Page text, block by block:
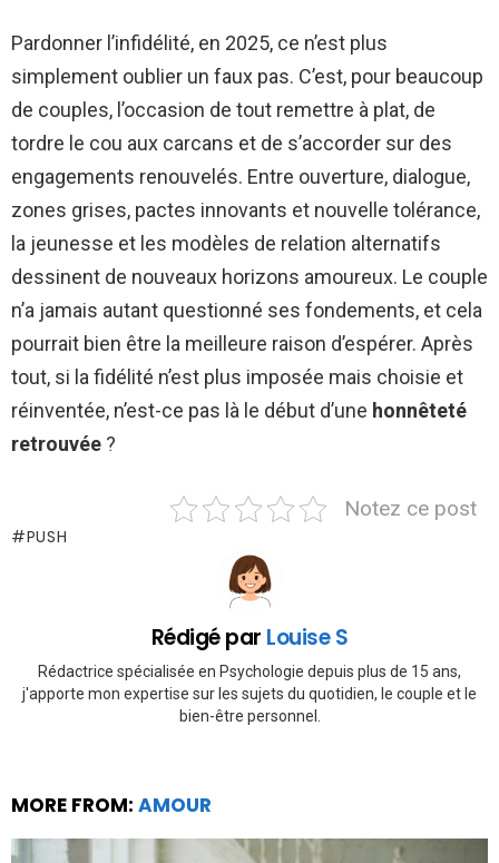
Pardonner l’infidélité, en 2025, ce n’est plus
simplement oublier un faux pas. C’est, pour beaucoup
de couples, l’occasion de tout remettre à plat, de
tordre le cou aux carcans et de s’accorder sur des
engagements renouvelés. Entre ouverture, dialogue,
zones grises, pactes innovants et nouvelle tolérance,
la jeunesse et les modèles de relation alternatifs
dessinent de nouveaux horizons amoureux. Le couple
n’a jamais autant questionné ses fondements, et cela
pourrait bien être la meilleure raison d’espérer. Après
tout, si la fidélité n’est plus imposée mais choisie et
réinventée, n’est-ce pas là le début d’une honnêteté
retrouvée ?
Notez ce post
PUSH
Rédigé par Louise S
Rédactrice spécialisée en Psychologie depuis plus de 15 ans,
j'apporte mon expertise sur les sujets du quotidien, le couple et le
bien-être personnel.
MORE FROM: AMOUR